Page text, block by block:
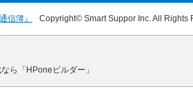
信簿』 Copyright© Smart Suppor Inc. All Rights
ら「HPoneビルダー」